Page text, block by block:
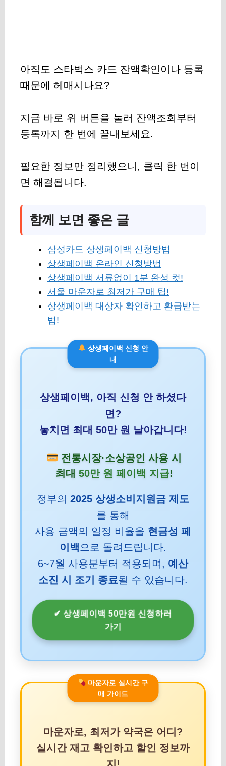
아직도 스타벅스 카드 잔액확인이나 등록
때문에 헤매시나요?
지금 바로 위 버튼을 눌러 잔액조회부터
등록까지 한 번에 끝내보세요.
필요한 정보만 정리했으니, 클릭 한 번이
면 해결됩니다.
함께 보면 좋은 글
삼성카드 상생페이백 신청방법
상생페이백 온라인 신청방법
상생페이백 서류없이 1분 완성 컷!
서울 마운자로 최저가 구매 팁!
상생페이백 대상자 확인하고 환급받는
법!
상생페이백 신청 안
내
상생페이백, 아직 신청 안 하셨다
면?
놓치면 최대 50만 원 날아갑니다!
전통시장·소상공인 사용 시
최대 50만 원 페이백 지급!
정부의 2025 상생소비지원금 제도
를 통해
사용 금액의 일정 비율을 현금성 페
이백 으로 돌려드립니다.
6~7월 사용분부터 적용되며, 예산
소진 시 조기 종료될 수 있습니다.
✔ 상생페이백 50만원 신청하러
가기
마운자로 실시간 구
매 가이드
마운자로, 최저가 약국은 어디?
실시간 재고 확인하고 할인 정보까